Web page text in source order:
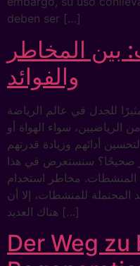
deben ser […]
المخاطر
والفوائد
للجدل في عالم الرياضة
من الرياضيين، سواء الهواة أو
أدائهم وزيادة قدرتهم
صحيحًا؟ سنستعرض في هذا
المنشطات. مخاطر استخدام
للمنشطات، إلا أن
هناك العديد […]
Der Weg zu